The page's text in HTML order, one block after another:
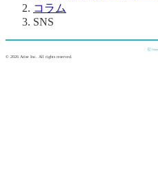
コラム
SNS
© 2026 Arise Inc. All rights reserved.